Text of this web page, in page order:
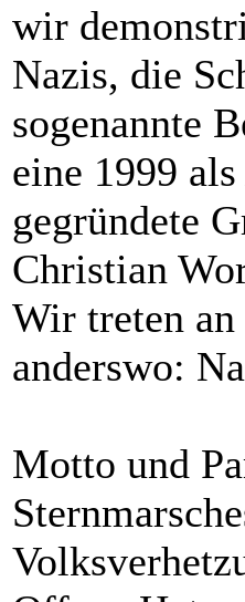
wir
Nazis, die
sogenannte
eine 1999
gegründete
Christian
Wir treten an
anderswo:
Motto und